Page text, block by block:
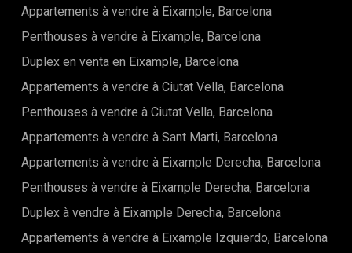
Appartements à vendre à Eixample, Barcelona
Penthouses à vendre à Eixample, Barcelona
Duplex en venta en Eixample, Barcelona
Appartements à vendre à Ciutat Vella, Barcelona
Penthouses à vendre à Ciutat Vella, Barcelona
Appartements à vendre à Sant Marti, Barcelona
Appartements à vendre à Eixample Derecha, Barcelona
Penthouses à vendre à Eixample Derecha, Barcelona
Duplex à vendre à Eixample Derecha, Barcelona
Appartements à vendre à Eixample Izquierdo, Barcelona